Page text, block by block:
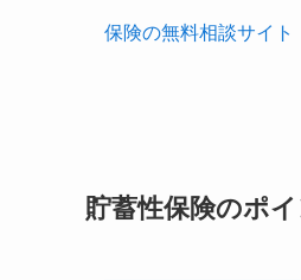
保険の無料相談サイト
貯蓄性保険のポイ